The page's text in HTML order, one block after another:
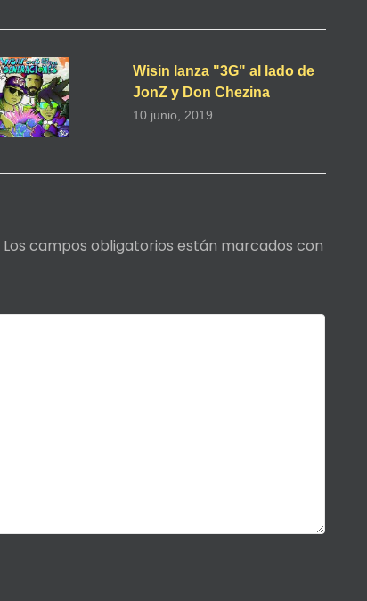
Wisin lanza "3G" al lado de
JonZ y Don Chezina
10 junio, 2019
Los campos obligatorios están marcados con